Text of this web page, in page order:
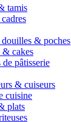
tamis
& poches
& cakes
de pâtisserie
& cuiseurs
cuisine
plats